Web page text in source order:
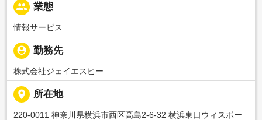
people 業態
情報サービス
person_pin 勤務先
株式会社ジェイエスピー
place 所在地
220-0011 神奈川県横浜市西区高島2-6-32 横浜東口ウィスポー